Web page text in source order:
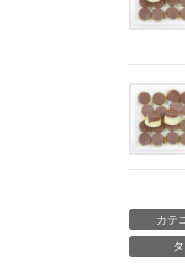
カテ